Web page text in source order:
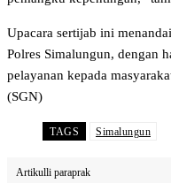
Upacara sertijab ini
Polres Simalungun, dengan
pelayanan kepada
(SGN)
TAGS Simalungun
Artikulli paraprak